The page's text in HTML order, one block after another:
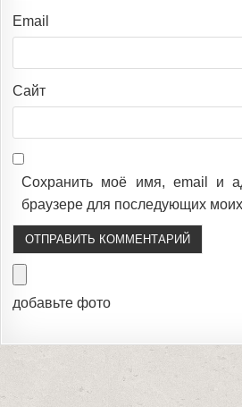
Email
Сайт
Сохранить моё имя, email и
браузере для последующих
добавьте фото